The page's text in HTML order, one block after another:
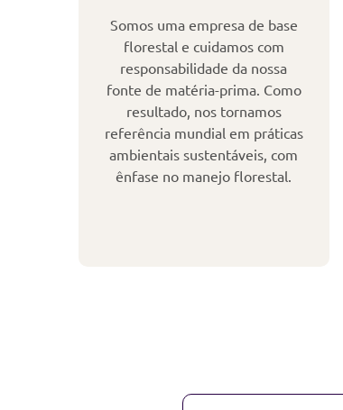
Somos uma empresa de base
florestal e cuidamos com
responsabilidade da nossa
fonte de matéria-prima. Como
resultado, nos tornamos
referência mundial em práticas
ambientais sustentáveis, com
ênfase no manejo florestal.